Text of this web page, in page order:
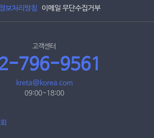
보처리방침 이메일 무단수집거부
고객센터
796-9561
kreta@korea.com
09:00~18:00